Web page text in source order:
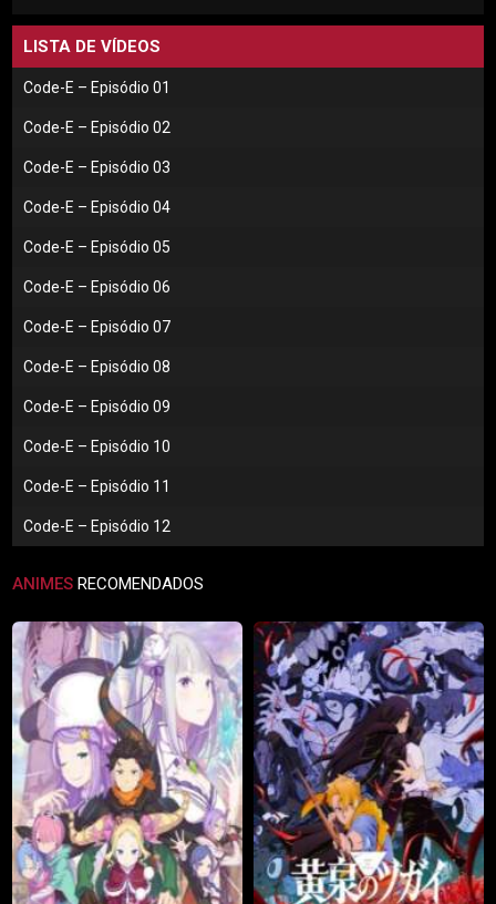
LISTA DE VÍDEOS
Code-E – Episódio 01
Code-E – Episódio 02
Code-E – Episódio 03
Code-E – Episódio 04
Code-E – Episódio 05
Code-E – Episódio 06
Code-E – Episódio 07
Code-E – Episódio 08
Code-E – Episódio 09
Code-E – Episódio 10
Code-E – Episódio 11
Code-E – Episódio 12
ANIMES RECOMENDADOS